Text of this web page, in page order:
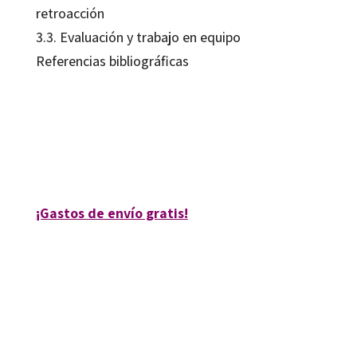
retroacción
3.3. Evaluación y trabajo en equipo
Referencias bibliográficas
¡Gastos de envío gratis!